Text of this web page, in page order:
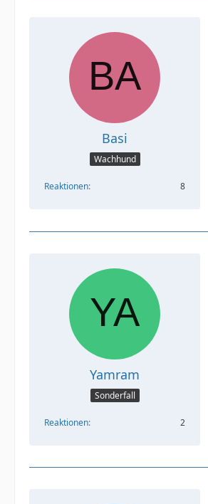
Basi
Wachhund
Reaktionen 8
Yamram
Sonderfall
Reaktionen 2